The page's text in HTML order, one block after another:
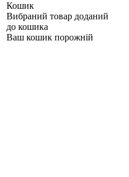
Кошик
Вибраний товар доданий
до кошика
Ваш кошик порожній